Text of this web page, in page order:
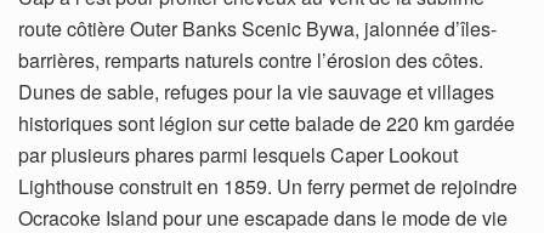
route côtière Outer Banks Scenic Bywa, jalonnée d’îles-
barrières, remparts naturels contre l’érosion des côtes.
Dunes de sable, refuges pour la vie sauvage et villages
historiques sont légion sur cette balade de 220 km gardée
par plusieurs phares parmi lesquels Caper Lookout
Lighthouse construit en 1859. Un ferry permet de rejoindre
Ocracoke Island pour une escapade dans le mode de vie